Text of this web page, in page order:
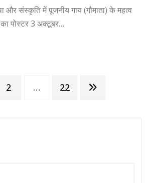
और संस्कृति में पूजनीय गाय (गौमाता) के महत्व
का पोस्टर 3 अक्टूबर…
2 … 22